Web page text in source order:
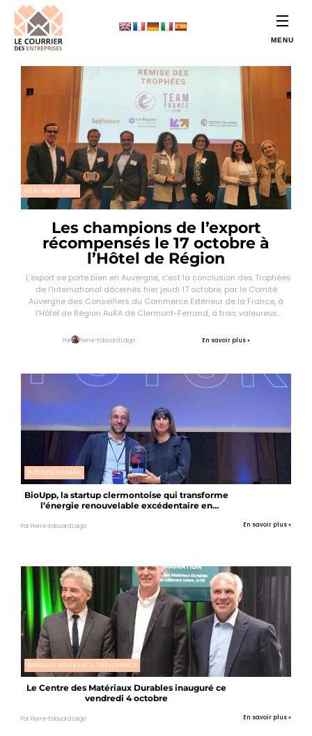
AGRI, AGRO, VÉTO
Les champions de l’export
récompensés le 17 octobre à
l’Hôtel de Région
L’export se porte bien en Auvergne, c’est la conclusion des Trophées
de l’International décernés hier jeudi 17 octobre, par le Comité
Auvergne des Conseillers du Commerce Extérieur de la France, à
l’Hôtel de Région AuRA de Clermont-Ferrand, à trois valeureux
aussi utiles qu’ils sont […]
Par Pierre-Edouard Laigo En savoir plus »
BUSINESS WOMAN
BioUpp, la startup clermontoise qui transforme
l’énergie renouvelable excédentaire en
Par Pierre-Edouard Laigo En savoir plus »
BANQUES, ASSURANCE, PRÉVOYANCE
Le Centre des Matériaux Durables inauguré ce
vendredi 4 octobre
Par Pierre-Edouard Laigo En savoir plus »